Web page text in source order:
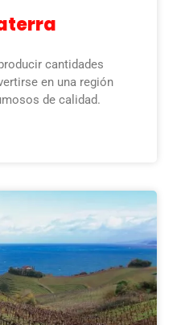
cantidades
en una región
de calidad.